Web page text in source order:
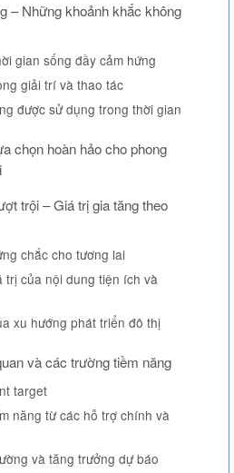
– Những khoảnh khắc không
gian sống đầy cảm hứng
giải trí và thao tác
được sử dụng trong thời gian
chọn hoàn hảo cho phong
trội – Giá trị gia tăng theo
chắc cho tương lai
trị của nội dung tiện ích và
xu hướng phát triển đô thị
và các trường tiềm năng
target
năng từ các hỗ trợ chính và
và tăng trưởng dự báo